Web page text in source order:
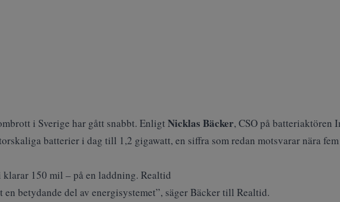
i Sverige har gått snabbt. Enligt Nicklas Bäcker, CSO på batteriaktören
batterier i dag till 1,2 gigawatt, en siffra som redan motsvarar nära
150 mil – på en laddning. Realtid
betydande del av energisystemet”, säger Bäcker till Realtid.